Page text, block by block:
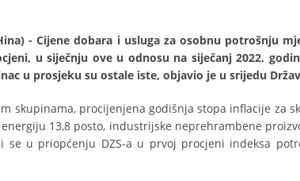
- Cijene dobara i usluga za osobnu potrošnju
u siječnju ove u odnosu na siječanj 2022.
u prosjeku su ostale iste, objavio je u srijedu
skupinama, procijenjena godišnja stopa inflacije za
13,8 posto, industrijske neprehrambene
se u priopćenju DZS-a u prvoj procjeni indeksa